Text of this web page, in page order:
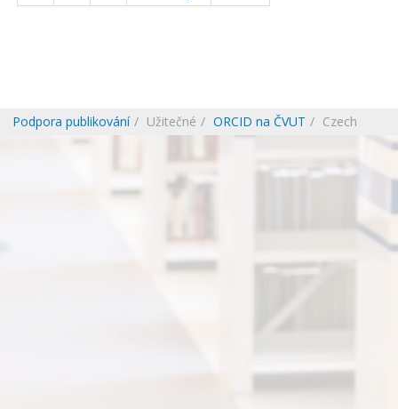
Podpora publikování Užitečné ORCID na ČVUT Czech